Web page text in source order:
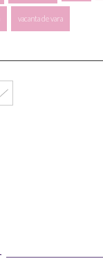
vacanta de vara